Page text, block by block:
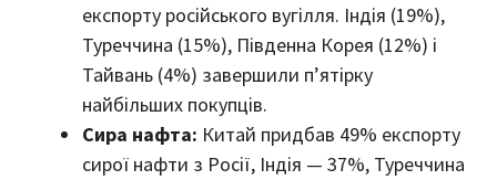
експорту російського вугілля. Індія (19%),
Туреччина (15%), Південна Корея (12%) і
Тайвань (4%) завершили п’ятірку
найбільших покупців.
Сира нафта: Китай придбав 49% експорту
сирої нафти з Росії, Індія — 37%, Туреччина